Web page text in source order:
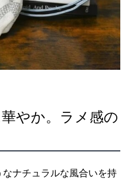
やか。ラメ感の
ナチュラルな風合いを持